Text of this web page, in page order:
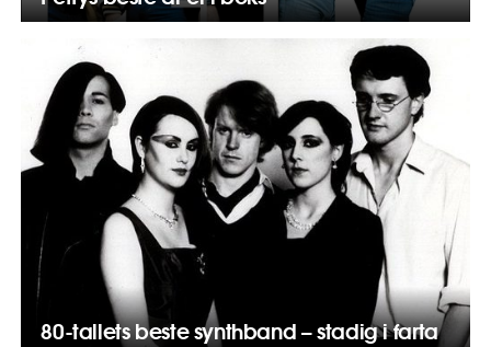
80-tallets beste synthband – stadig i farta